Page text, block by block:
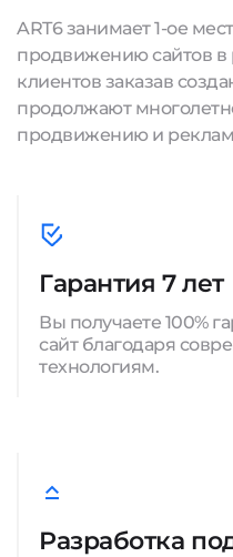
ART6 занимает 1-ое
продвижению сайтов в
клиентов заказав
продолжают
продвижению и
Гарантия 7 лет
Вы получаете 100%
сайт благодаря
технологиям.
Разработка